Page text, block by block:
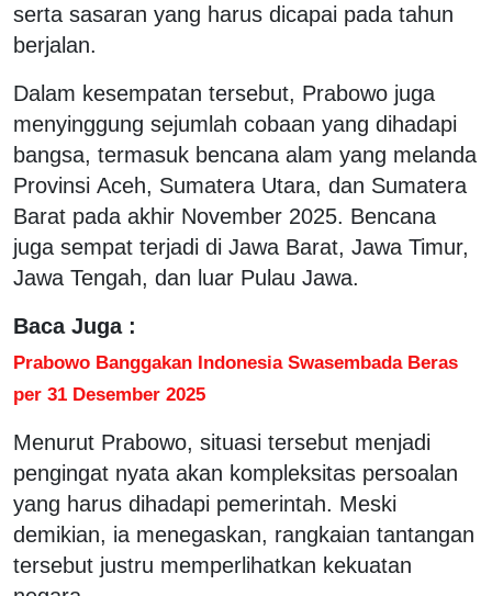
serta sasaran yang harus dicapai pada tahun
berjalan.
Dalam kesempatan tersebut, Prabowo juga
menyinggung sejumlah cobaan yang dihadapi
bangsa, termasuk bencana alam yang melanda
Provinsi Aceh, Sumatera Utara, dan Sumatera
Barat pada akhir November 2025. Bencana
juga sempat terjadi di Jawa Barat, Jawa Timur,
Jawa Tengah, dan luar Pulau Jawa.
Baca Juga :
Prabowo Banggakan Indonesia Swasembada Beras
per 31 Desember 2025
Menurut Prabowo, situasi tersebut menjadi
pengingat nyata akan kompleksitas persoalan
yang harus dihadapi pemerintah. Meski
demikian, ia menegaskan, rangkaian tantangan
tersebut justru memperlihatkan kekuatan